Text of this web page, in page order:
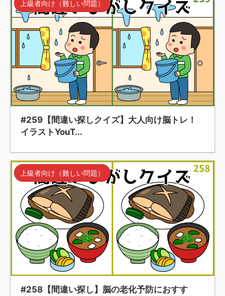
上級者向け（難しい問題）
#259【間違い探しクイズ】大人向け脳トレ！
イラストYouT...
上級者向け（難しい問題）
#258【間違い探し】脳の老化予防におすす